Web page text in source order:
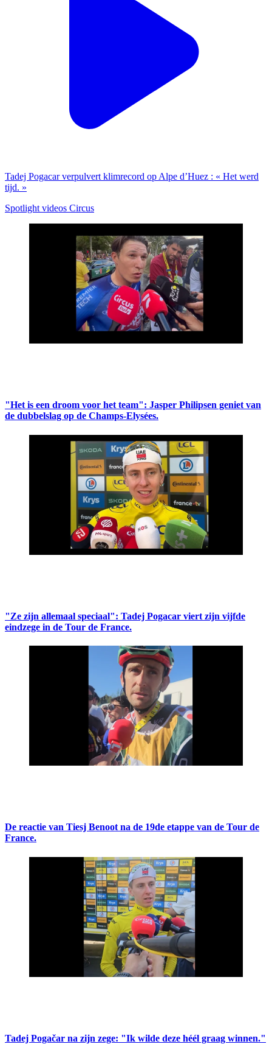
Tadej Pogacar verpulvert klimrecord op Alpe d’Huez : « Het werd
tijd. »
Spotlight videos Circus
"Het is een droom voor het team": Jasper Philipsen geniet van
de dubbelslag op de Champs-Elysées.
"Ze zijn allemaal speciaal": Tadej Pogacar viert zijn vijfde
eindzege in de Tour de France.
De reactie van Tiesj Benoot na de 19de etappe van de Tour de
France.
Tadej Pogačar na zijn zege: "Ik wilde deze héél graag winnen."